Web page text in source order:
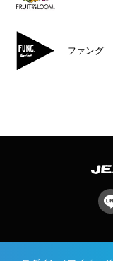
ファング